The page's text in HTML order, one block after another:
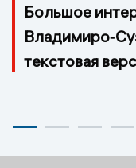
Большое
текстовая